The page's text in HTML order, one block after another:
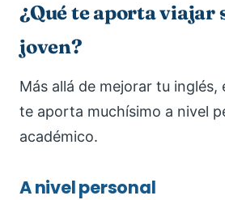
¿Qué te aporta viajar
joven?
Más allá de mejorar tu inglés,
te aporta muchísimo a nivel
académico.
A nivel personal